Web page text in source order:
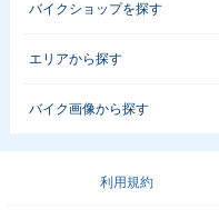
バイクショップを探す
エリアから探す
バイク画像から探す
利用規約